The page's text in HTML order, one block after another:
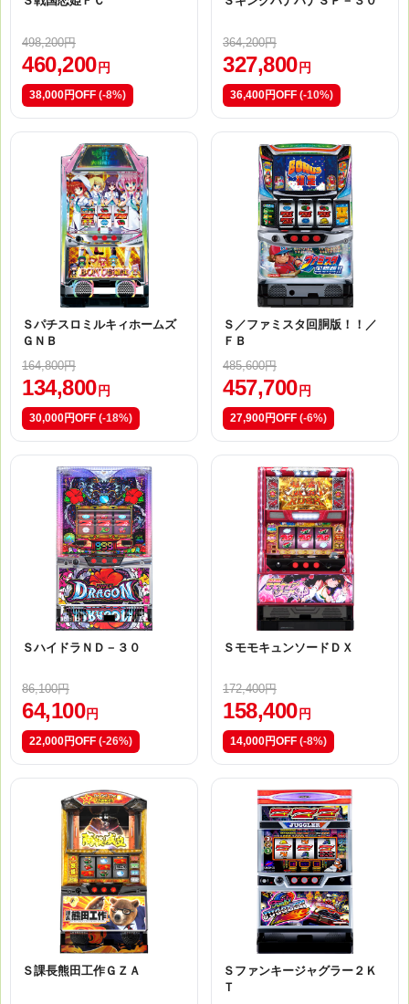
498,200円
460,200 円
38,000円OFF (-8%)
364,200円
327,800 円
36,400円OFF (-10%)
Ｓパチスロミルキィホームズ
ＧＮＢ
164,800円
134,800 円
30,000円OFF (-18%)
Ｓ／ファミスタ回胴版！！／
ＦＢ
485,600円
457,700 円
27,900円OFF (-6%)
ＳハイドラＮＤ－３０
86,100円
64,100 円
22,000円OFF (-26%)
ＳモモキュンソードＤＸ
172,400円
158,400 円
14,000円OFF (-8%)
Ｓ課長熊田工作ＧＺＡ
Ｓファンキージャグラー２Ｋ
Ｔ